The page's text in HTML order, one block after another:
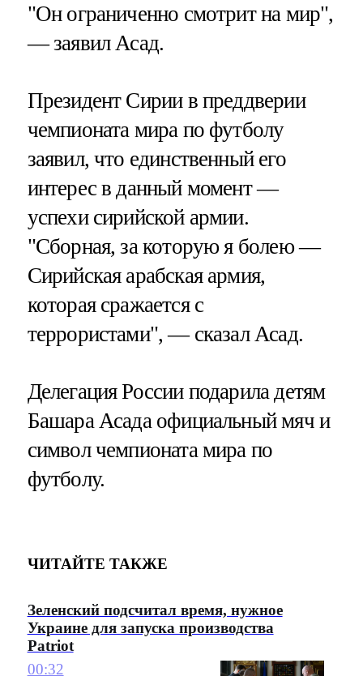
"Он ограниченно смотрит на мир",
— заявил Асад.
Президент Сирии в преддверии
чемпионата мира по футболу
заявил, что единственный его
интерес в данный момент —
успехи сирийской армии.
"Сборная, за которую я болею —
Сирийская арабская армия,
которая сражается с
террористами", — сказал Асад.
Делегация России подарила детям
Башара Асада официальный мяч и
символ чемпионата мира по
футболу.
ЧИТАЙТЕ ТАКЖЕ
Зеленский подсчитал время, нужное
Украине для запуска производства
Patriot
00:32